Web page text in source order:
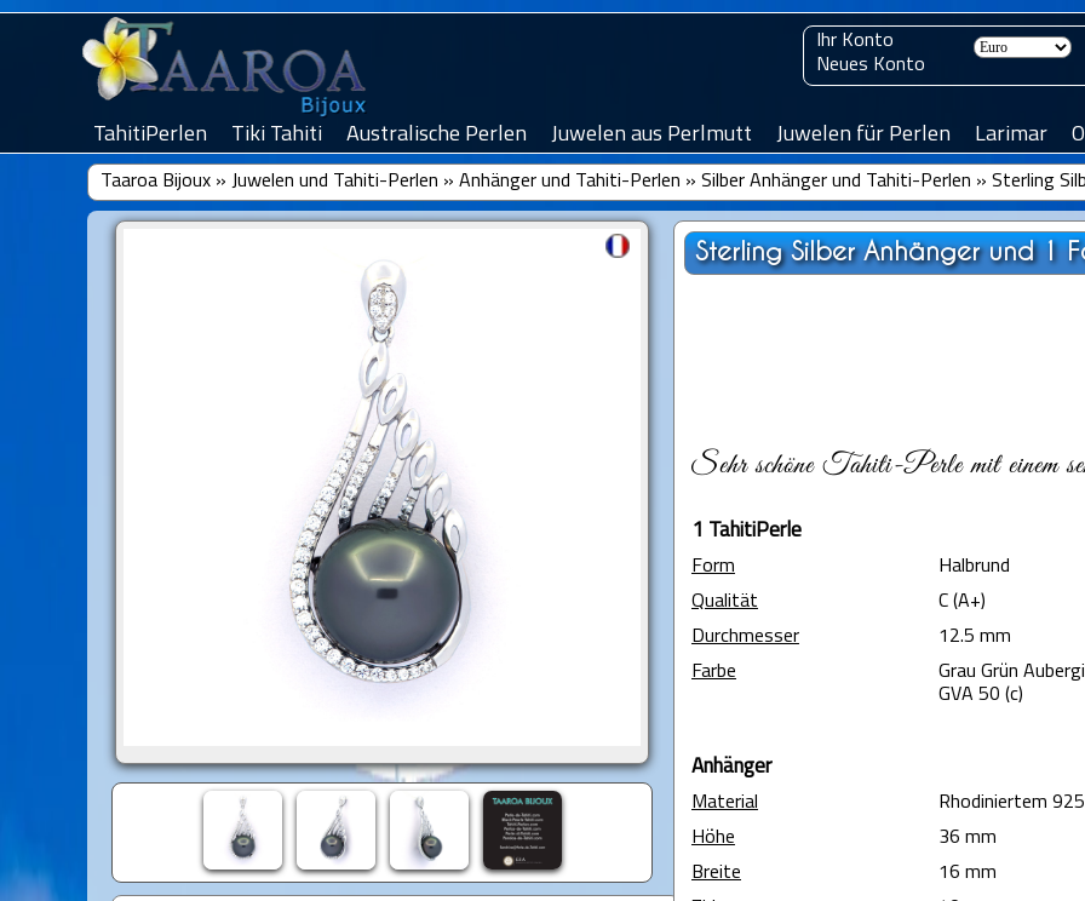
Ihr Konto
Neues Konto
TahitiPerlen Tiki Tahiti Australische Perlen Juwelen aus Perlmutt Juwelen für Perlen Larimar
Taaroa Bijoux» Juwelen und Tahiti-Perlen » Anhänger und Tahiti-Perlen » Silber Anhänger und Tahiti-Perlen » Sterling
Sterling Silber Anhänger und 1
Sehr schöne Tahiti-Perle mit einem
1 TahitiPerle
Form
Halbrund
Qualität
C (A+)
Durchmesser
12.5 mm
Farbe
Grau Grün
GVA 50 (c)
Anhänger
Material
Rhodiniertem
Höhe
36 mm
Breite
16 mm